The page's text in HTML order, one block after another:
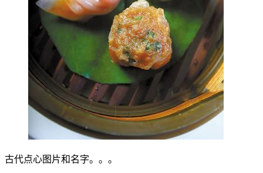
古代点心图片和名字。。。